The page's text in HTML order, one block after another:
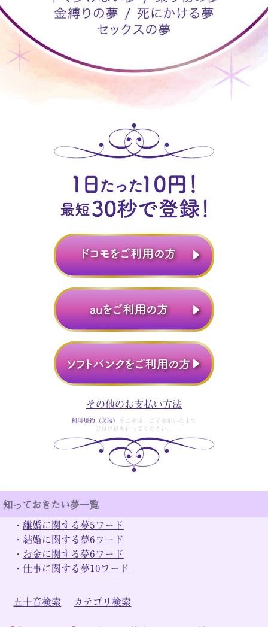
その他のお支払い方法
利用規約（必読）
をご確認、ご了承頂いた上で
会員登録を行ってください。
知っておきたい夢一覧
・ 離婚に関する夢5ワード
・ 結婚に関する夢6ワード
・ お金に関する夢6ワード
・仕事に関する夢10ワード
五十音検索 カテゴリ検索